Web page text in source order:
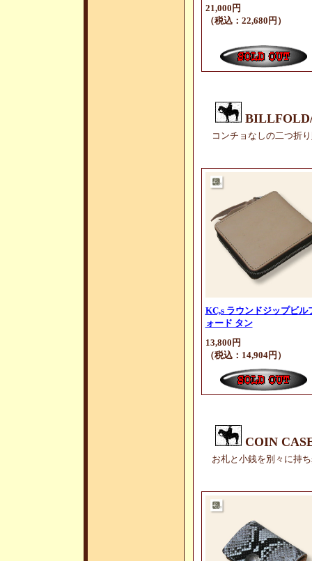
21,000円
（税込：22,680円）
コンチョなしの二つ折
KC,s ラウンドジップビル
ォード タン
13,800円
（税込：14,904円）
COIN
お札と小銭を別々に持